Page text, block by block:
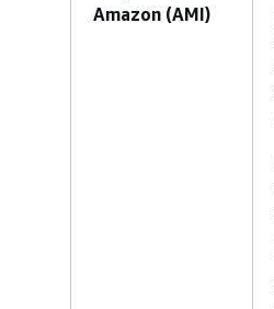
Amazon (AMI)